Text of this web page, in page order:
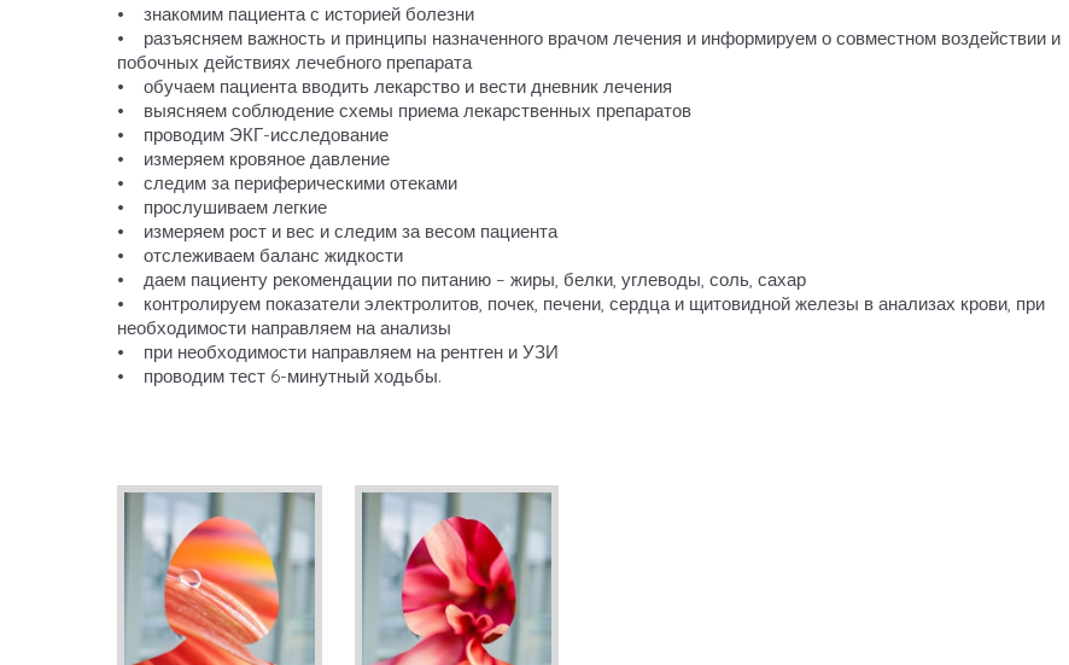
• знакомим пациента с историей болезни
• разъясняем важность и принципы назначенного врачом лечения и информируем о совместном воздействии и
побочных действиях лечебного препарата
• обучаем пациента вводить лекарство и вести дневник лечения
• выясняем соблюдение схемы приема лекарственных препаратов
• проводим ЭКГ-исследование
• измеряем кровяное давление
• следим за периферическими отеками
• прослушиваем легкие
• измеряем рост и вес и следим за весом пациента
• отслеживаем баланс жидкости
• даем пациенту рекомендации по питанию – жиры, белки, углеводы, соль, сахар
• контролируем показатели электролитов, почек, печени, сердца и щитовидной железы в анализах крови, при
необходимости направляем на анализы
• при необходимости направляем на рентген и УЗИ
• проводим тест 6-минутный ходьбы.